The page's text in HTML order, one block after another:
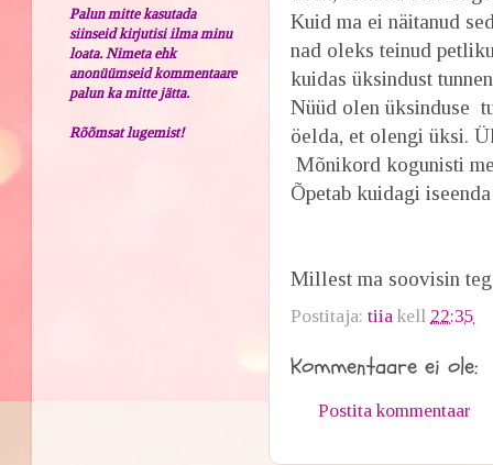
Kuid ma ei näitanud
nad oleks teinud
kuidas üksindust
Nüüd olen üksinduse
öelda, et olengi üksi.
Mõnikord kogunisti
Õpetab kuidagi
Millest ma soovisin
Postitaja:tiia kell 22:35
Kommentaare ei ole:
Postita kommentaar
Palun mitte kasutada
siinseid kirjutisi ilma minu
loata. Nimeta ehk
anonüümseid kommentaare
palun ka mitte jätta.
Rõõmsat lugemist!